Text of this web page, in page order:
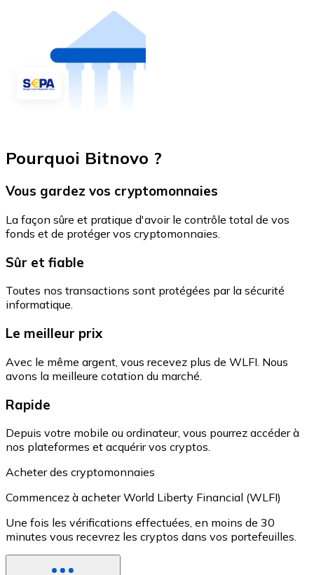
Pourquoi Bitnovo ?
Vous gardez vos cryptomonnaies
La façon sûre et pratique d'avoir le contrôle total de vos
fonds et de protéger vos cryptomonnaies.
Sûr et fiable
Toutes nos transactions sont protégées par la sécurité
informatique.
Le meilleur prix
Avec le même argent, vous recevez plus de WLFI. Nous
avons la meilleure cotation du marché.
Rapide
Depuis votre mobile ou ordinateur, vous pourrez accéder à
nos plateformes et acquérir vos cryptos.
Acheter des cryptomonnaies
Commencez à acheter World Liberty Financial (WLFI)
Une fois les vérifications effectuées, en moins de 30
minutes vous recevrez les cryptos dans vos portefeuilles.